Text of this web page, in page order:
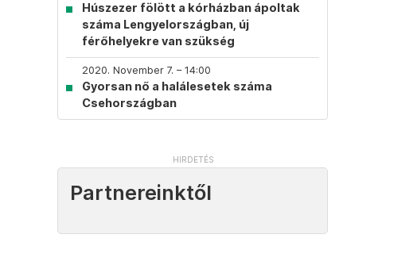
Húszezer fölött a kórházban ápoltak
száma Lengyelországban, új
férőhelyekre van szükség
2020. November 7. – 14:00
Gyorsan nő a halálesetek száma
Csehországban
Partnereinktől